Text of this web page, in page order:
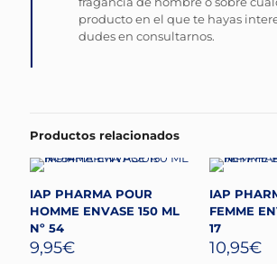
producto en el que te hayas
dudes en consultarnos.
Productos relacionados
IAP PHARMA POUR
HOMME ENVASE 150 ML
Nº 54
9,95€
IAP
FEMME
17
10,95€